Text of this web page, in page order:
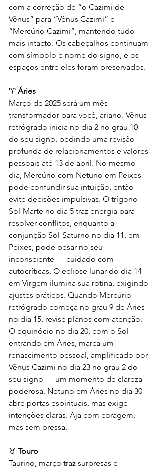
com a correção de “o Cazimi de
Vênus” para “Vênus Cazimi” e
“Mercúrio Cazimi”, mantendo tudo
mais intacto. Os cabeçalhos continuam
com símbolo e nome do signo, e os
espaços entre eles foram preservados.
♈ Áries
Março de 2025 será um mês
transformador para você, ariano. Vênus
retrógrado inicia no dia 2 no grau 10
do seu signo, pedindo uma revisão
profunda de relacionamentos e valores
pessoais até 13 de abril. No mesmo
dia, Mercúrio com Netuno em Peixes
pode confundir sua intuição, então
evite decisões impulsivas. O trígono
Sol-Marte no dia 5 traz energia para
resolver conflitos, enquanto a
conjunção Sol-Saturno no dia 11, em
Peixes, pode pesar no seu
inconsciente — cuidado com
autocríticas. O eclipse lunar do dia 14
em Virgem ilumina sua rotina, exigindo
ajustes práticos. Quando Mercúrio
retrógrado começa no grau 9 de Áries
no dia 15, revise planos com atenção.
O equinócio no dia 20, com o Sol
entrando em Áries, marca um
renascimento pessoal, amplificado por
Vênus Cazimi no dia 23 no grau 2 do
seu signo — um momento de clareza
poderosa. Netuno em Áries no dia 30
abre portas espirituais, mas exige
intenções claras. Aja com coragem,
mas sem pressa.
♉ Touro
Taurino, março traz surpresas e